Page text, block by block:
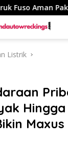
Aman Pakai
Listrik
Maxus